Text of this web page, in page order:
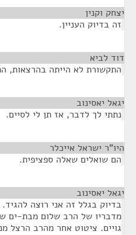
יצחק וקנין
זה בדיוק העניין.
דוד לביא
התקשורת לא הייתה בהרצאות,
יגאל יאסינוב
נתתי לך לדבר, אז תן לי לסיים.
היו"ר ישראל אייכלר
הם שואלים שאלה ספציפית.
יגאל יאסינוב
בדיוק בגלל זה אני רוצה